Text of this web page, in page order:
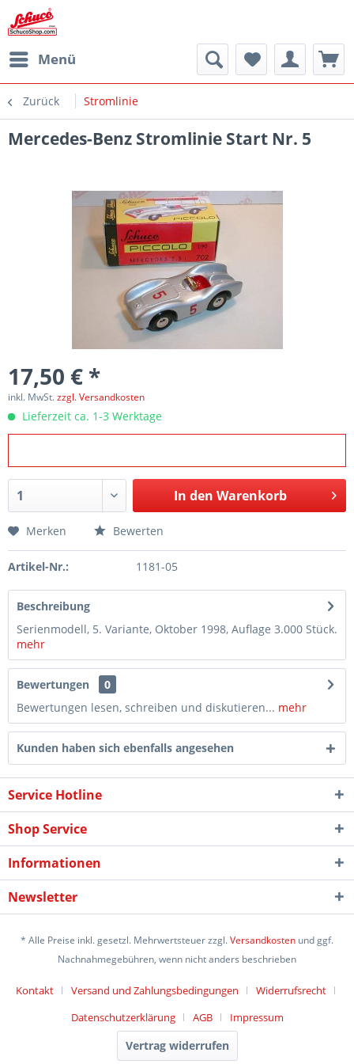
Menü
Zurück Stromlinie
Mercedes-Benz Stromlinie Start Nr. 5
17,50 € *
inkl. MwSt.zzgl. Versandkosten
Lieferzeit ca. 1-3 Werktage
In den Warenkorb
Merken Bewerten
Artikel-Nr.: 1181-05
Beschreibung
Serienmodell, 5. Variante, Oktober 1998, Auflage 3.000 Stück.
mehr
Bewertungen
0
Bewertungen lesen, schreiben und diskutieren... mehr
Kunden haben sich ebenfalls angesehen
Service Hotline
Shop Service
Informationen
Newsletter
* Alle Preise inkl. gesetzl. Mehrwertsteuer zzgl.Versandkosten und ggf.
Nachnahmegebühren, wenn nicht anders beschrieben
Kontakt Versand und Zahlungsbedingungen
Widerrufsrecht
Datenschutzerklärung
AGB Impressum
Vertrag widerrufen